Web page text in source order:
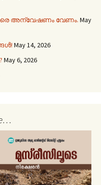
അന്വേഷണം വേണം. May
May 14, 2026
May 6, 2026